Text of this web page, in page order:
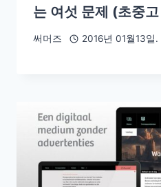
는 여섯 문제 (초중
써머즈 2016년 01월13일.